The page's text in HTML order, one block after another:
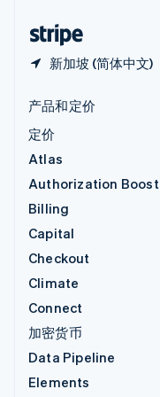
新加坡 (简体中文)
产品和定价
定价
Atlas
Authorization Boost
Billing
Capital
Checkout
Climate
Connect
加密货币
Data Pipeline
Elements